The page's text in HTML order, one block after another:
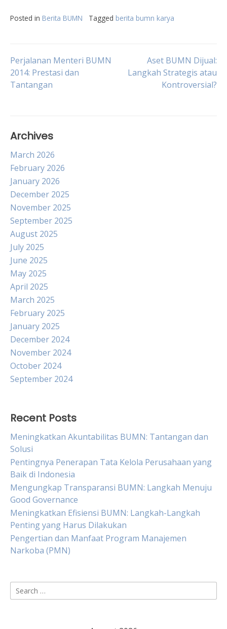
Posted in Berita BUMN Tagged berita bumn karya
Post
navigation
Perjalanan Menteri BUMN
2014: Prestasi dan
Tantangan
Aset BUMN Dijual:
Langkah Strategis atau
Kontroversial?
Archives
March 2026
February 2026
January 2026
December 2025
November 2025
September 2025
August 2025
July 2025
June 2025
May 2025
April 2025
March 2025
February 2025
January 2025
December 2024
November 2024
October 2024
September 2024
Recent Posts
Meningkatkan Akuntabilitas BUMN: Tantangan dan
Solusi
Pentingnya Penerapan Tata Kelola Perusahaan yang
Baik di Indonesia
Mengungkap Transparansi BUMN: Langkah Menuju
Good Governance
Meningkatkan Efisiensi BUMN: Langkah-Langkah
Penting yang Harus Dilakukan
Pengertian dan Manfaat Program Manajemen
Narkoba (PMN)
Search
for: